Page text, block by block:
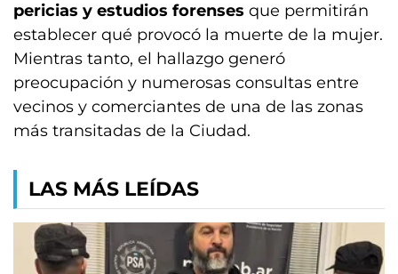
pericias y estudios forenses que permitirán
establecer qué provocó la muerte de la mujer.
Mientras tanto, el hallazgo generó
preocupación y numerosas consultas entre
vecinos y comerciantes de una de las zonas
más transitadas de la Ciudad.
LAS MÁS LEÍDAS